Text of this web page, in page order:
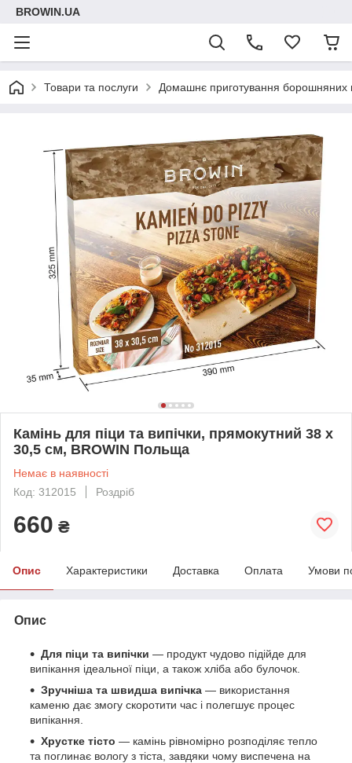
BROWIN.UA
Товари та послуги Домашнє приготування борошняних
Камінь для піци та випічки, прямокутний 38 x
30,5 см, BROWIN Польща
Немає в наявності
Код: 312015
Роздріб
660 ₴
Опис Характеристики Доставка Оплата Умови
Опис
Для піци та випічки — продукт чудово підійде для
випікання ідеальної піци, а також хліба або булочок.
Зручніша та швидша випічка — використання
каменю дає змогу скоротити час і полегшує процес
випікання.
Хрустке тісто — камінь рівномірно розподіляє тепло
та поглинає вологу з тіста, завдяки чому виспечена на